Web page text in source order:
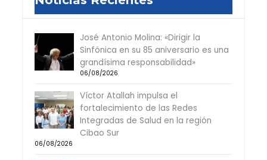
José Antonio Molina: «Dirigir la
Sinfónica en su 85 aniversario es una
grandísima responsabilidad»
06/08/2026
Víctor Atallah impulsa el
fortalecimiento de las Redes
Integradas de Salud en la región
Cibao Sur
06/08/2026